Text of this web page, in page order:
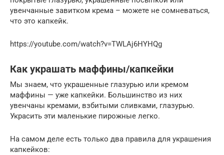
увенчанные завитком крема – можете не сомневаться,
что это капкейк.
https://youtube.com/watch?v=TWLAj6HYHQg
Как украшать маффины/капкейки
Мы знаем, что украшенные глазурью или кремом
маффины — уже капкейки. Большинство из них
увенчаны кремами, взбитыми сливками, глазурью.
Украсить эти маленькие пирожные легко.
На самом деле есть только два правила для украшения
капкейков: